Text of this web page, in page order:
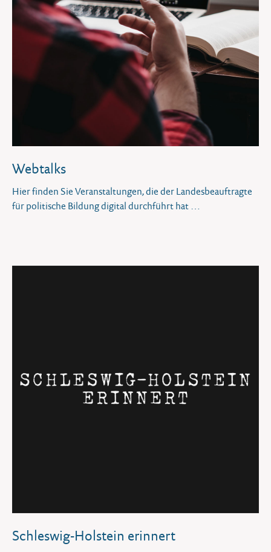
Webtalks
Hier finden Sie Veranstaltungen, die der Landesbeauftragte
für politische Bildung digital durchführt hat
Schleswig-Holstein erinnert